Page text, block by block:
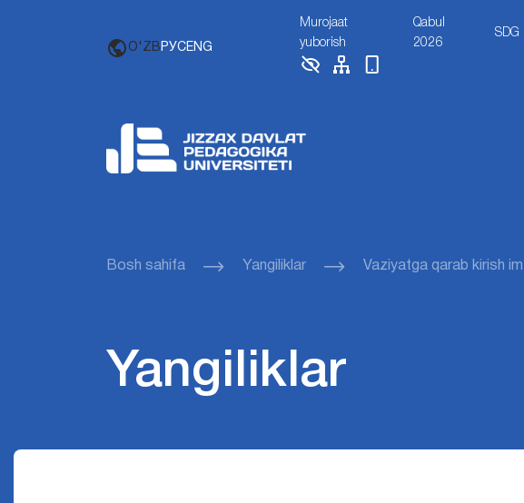
O'ZB РУСENG
Murojaat
yuborish
Qabul
2026
SDG
Bosh sahifa Yangiliklar Vaziyatga qarab kirish
Yangiliklar